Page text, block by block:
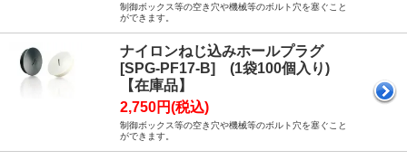
制御ボックス等の空き穴や機械等のボルト穴を塞ぐこと
ができます。
ナイロンねじ込みホールプラグ
[SPG-PF17-B] (1袋100個入り)
【在庫品】
2,750円(税込)
制御ボックス等の空き穴や機械等のボルト穴を塞ぐこと
ができます。